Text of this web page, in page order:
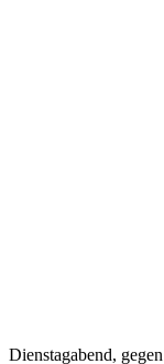
Dienstagabend,